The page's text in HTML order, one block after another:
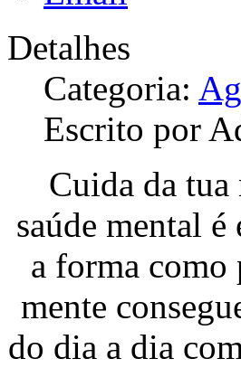
Detalhes
Categoria:
Escrito por
Cuida da
saúde mental
a forma como
mente
do dia a dia